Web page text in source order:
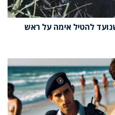
להטיל אימה על ראש